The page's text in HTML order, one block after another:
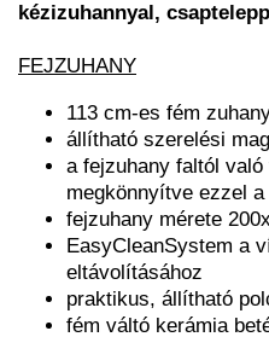
kézizuhannyal,
FEJZUHANY
113 cm-es fém
állítható szerelési
a fejzuhany faltól
megkönnyítve ezzel
fejzuhany mérete
EasyCleanSystem a
eltávolításához
praktikus, állítható
fém váltó kerámia